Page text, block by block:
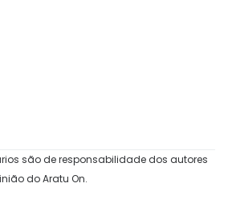
são de responsabilidade dos autores
do Aratu On.